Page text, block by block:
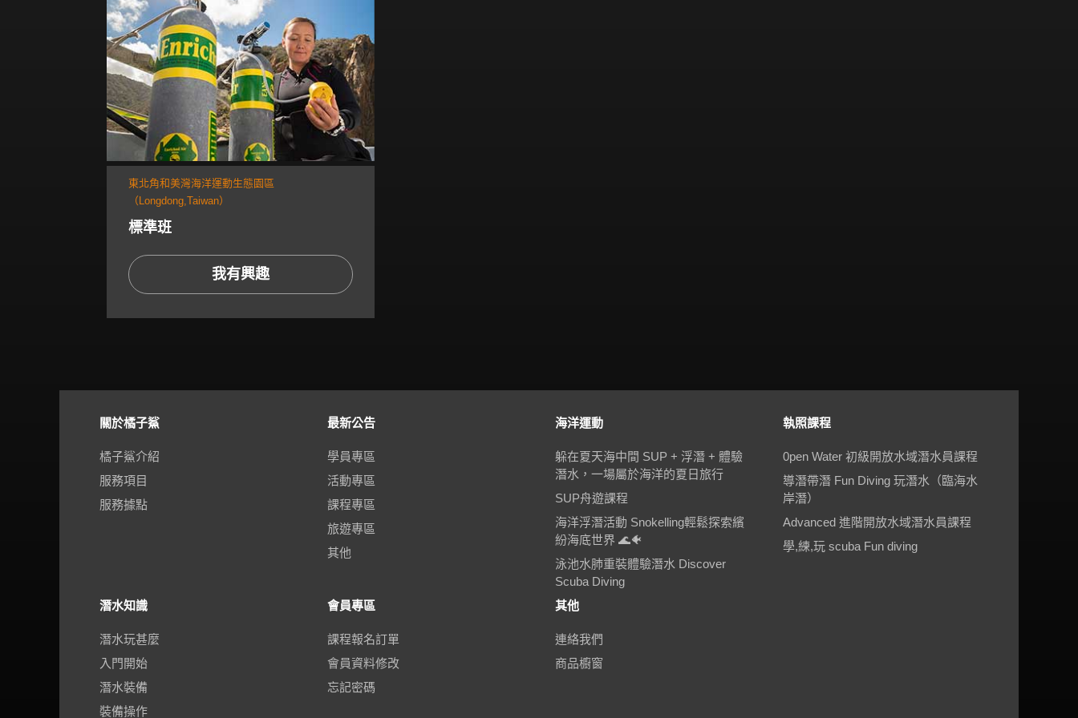
東北角和美灣海洋運動生態園區
（Longdong,Taiwan）
標準班
我有興趣
關於橘子鯊
橘子鯊介紹
服務項目
服務據點
最新公告
學員專區
活動專區
課程專區
旅遊專區
其他
海洋運動
躲在夏天海中間 SUP + 浮潛 + 體驗
潛水，一場屬於海洋的夏日旅行
SUP舟遊課程
海洋浮潛活動 Snokelling輕鬆探索繽
紛海底世界 🌊🐠
泳池水肺重裝體驗潛水 Discover
Scuba Diving
執照課程
0pen Water 初級開放水域潛水員課程
導潛帶潛 Fun Diving 玩潛水（臨海水
岸潛）
Advanced 進階開放水域潛水員課程
學,練,玩 scuba Fun diving
潛水知識
潛水玩甚麼
入門開始
潛水裝備
裝備操作
會員專區
課程報名訂單
會員資料修改
忘記密碼
其他
連絡我們
商品櫥窗